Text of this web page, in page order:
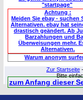
"startpage"
Achtung :
Meiden Sie ebay - suchen
Alternativen. ebay hat
drastisch geändert. Ab
Barzahlungen und
Überweisungen mehr.
Alternativen.
Warum anonym
Zur Startseite
Bitte
zum Anfang dieser